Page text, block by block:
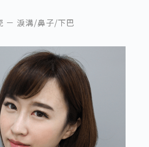
－ 淚溝/鼻子/下巴